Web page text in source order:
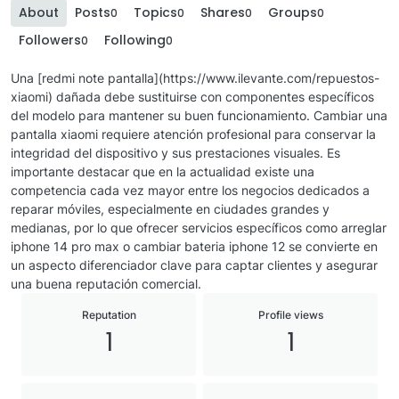
About Posts0 Topics0 Shares0 Groups0
Followers0 Following0
Una [redmi note pantalla](https://www.ilevante.com/repuestos-
xiaomi) dañada debe sustituirse con componentes específicos
del modelo para mantener su buen funcionamiento. Cambiar una
pantalla xiaomi requiere atención profesional para conservar la
integridad del dispositivo y sus prestaciones visuales. Es
importante destacar que en la actualidad existe una
competencia cada vez mayor entre los negocios dedicados a
reparar móviles, especialmente en ciudades grandes y
medianas, por lo que ofrecer servicios específicos como arreglar
iphone 14 pro max o cambiar bateria iphone 12 se convierte en
un aspecto diferenciador clave para captar clientes y asegurar
una buena reputación comercial.
Reputation
1
Profile views
1